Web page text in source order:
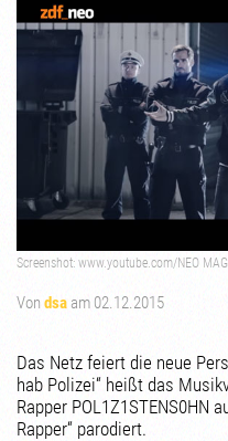
Screenshot: www.youtube.com/NEO
Vondsa am 02.12.2015
Das Netz feiert die neue
hab Polizei“ heißt das
Rapper POL1Z1STENS0HN
Rapper“ parodiert.